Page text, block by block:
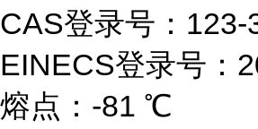
CAS登录号：123-
EINECS登录号：
熔点：-81 ℃